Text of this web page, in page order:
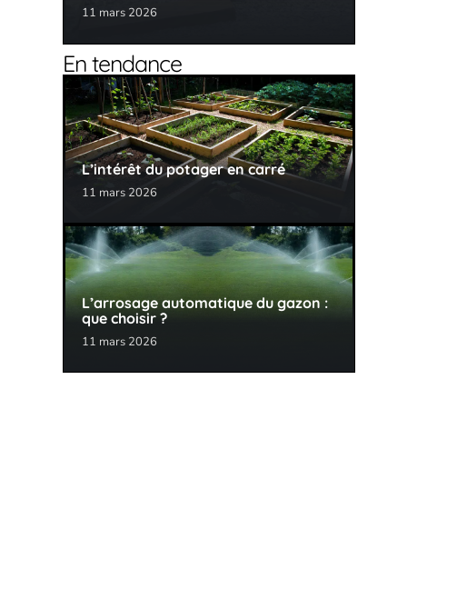
11 mars 2026
En tendance
L’intérêt du potager en carré
11 mars 2026
L’arrosage automatique du gazon :
que choisir ?
11 mars 2026